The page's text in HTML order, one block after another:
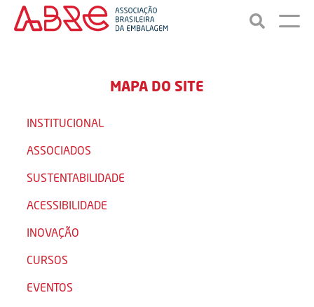
MAPA DO SITE
INSTITUCIONAL
ASSOCIADOS
SUSTENTABILIDADE
ACESSIBILIDADE
INOVAÇÃO
CURSOS
EVENTOS